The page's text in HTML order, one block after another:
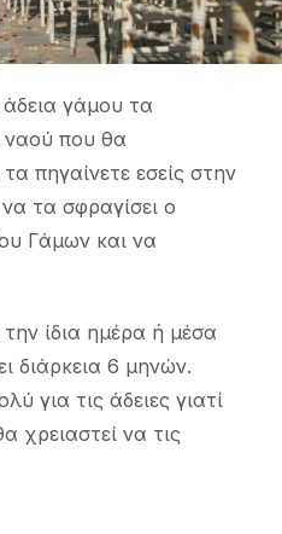
άδεια γάμου τα
ναού που θα
πηγαίνετε εσείς στην
τα σφραγίσει ο
Γάμων και να
ίδια ημέρα ή μέσα
διάρκεια 6 μηνών.
για τις άδειες γιατί
χρειαστεί να τις